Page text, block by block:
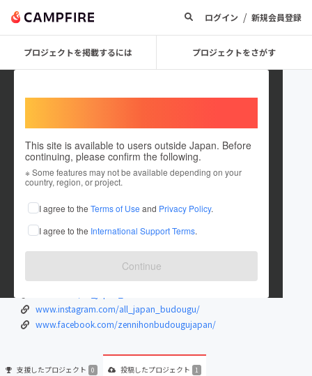
ログイン / 新規会員登録
プロジェクトを掲載するには プロジェクトをさがす
This site is available to users outside Japan. Before
continuing, please confirm the following.
※ Some features may not be available depending on your
country, region, or project.
I agree to the Terms of Use and Privacy Policy.
I agree to the International Support Terms.
Continue
日本剣道具製作所
これまでに1件のプロジェクトを投稿しています
在住国：日本 現在地：宮崎県
出身国：日本 出身地：宮崎県
www.instagram.com/all_japan_budougu/
www.facebook.com/zennihonbudougujapan/
支援したプロジェクト 0 投稿したプロジェクト 1